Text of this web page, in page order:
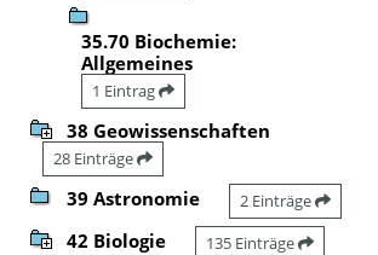
35.70 Biochemie:
Allgemeines
1 Eintrag
38 Geowissenschaften
28 Einträge
39 Astronomie 2 Einträge
42 Biologie 135 Einträge